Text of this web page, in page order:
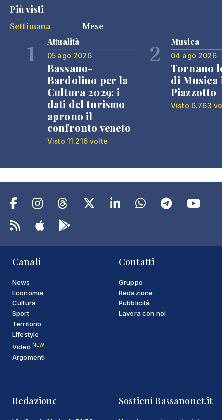
Più visti
Settimana
Mese
1 Attualità
05 ago 2026
Bassano-
Bardolino per la
Cultura 2029: i
dati del turismo
aprono il
confronto veneto
Visto 11.216 volte
2 Musica
04 ago 2026
Tornano
di Musica
Piazzotto
Visto 6.763
Canali
News
Economia
Cultura
Sport
Territorio
Lifestyle
Video NEW
Argomenti
Contatti
Gruppo
Redazione
Pubblicità
Lavora con noi
Redazione Sostieni Bassanonet.it